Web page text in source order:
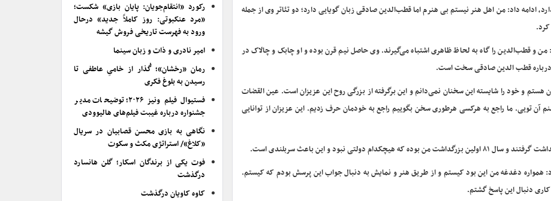
ادامه داد: من اهل هنر نیستم بی هنرم اما قطب‌الدین صادقی زبان گویایی دارد؛ دو تئاتر وی از جمله
و قطب‌الدین را گاه به لحاظ ظاهری اشتباه می‌گیرند. وی حاصل نیم قرن بوده و او چابک و چالاک در
درباره قطب الدین صادقی سخت است.
و خود را شایسته این سخنان نمی‌دانم و این برگرفته از بزرگی روح این عزیزان است. عین القضات
تویی. ما راجع به هرکسی هرطوری سخن بگوییم راجع به خودمان حرف زدیم. این عزیزان از توانایی
همواره دغدغه من این بود کیستم و از طریق هنر و نمایش به دنبال جواب این پرسش بودم که کیستم.
دنبال این پاسخ گشتم.
رکورد «انتقام‌جویان: پایان بازی» شکست؛
«مرد عنکبوتی: روز کاملاً جدید» درحال
ورود به فهرست تاریخی فروش گیشه
امیر نادری و ذات و زبان سینما
رمان «رخشان»؛ گُذار از خامیِ عاطفی تا
رسیدن به بلوغ فکری
فستیوال فیلم ونیز ۲۰۲۶؛ توضیحات مدیر
جشنواره درباره غیبت فیلم‌های هالیوودی
نگاهی به بازی محسن قصابیان در سریال
«کلاغ»/ استراتژی مکث و سکوت
فوت یکی از برندگان اسکار؛ گلن هانسارد
درگذشت
کاوه کاویان درگذشت